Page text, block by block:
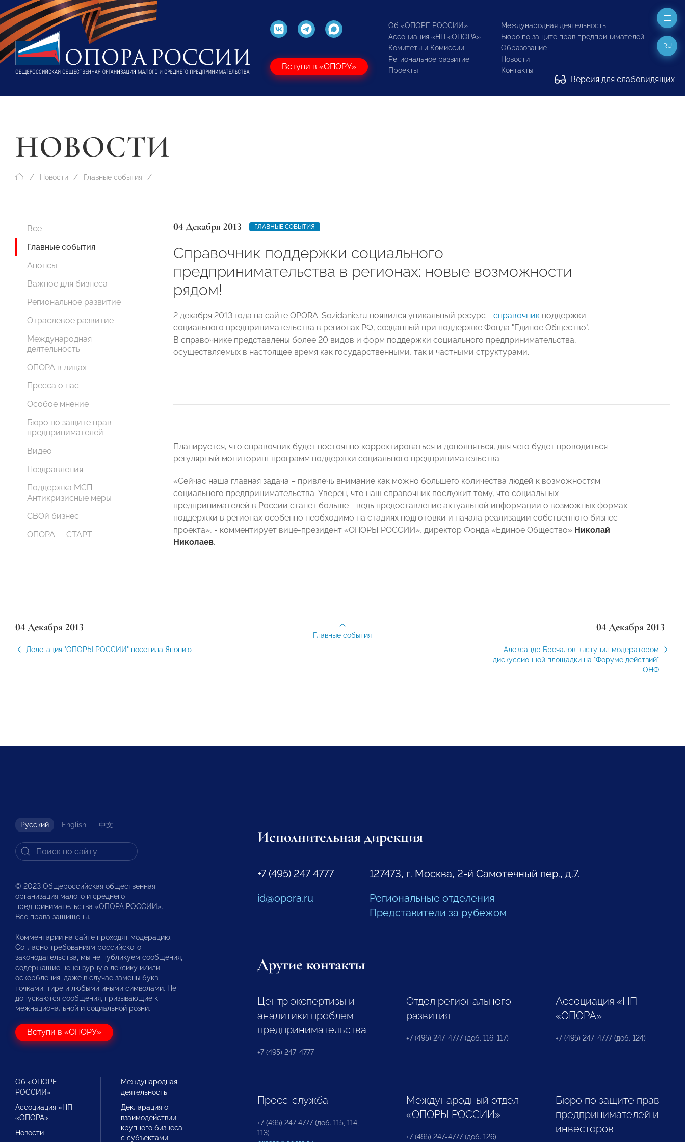
Вступи в «ОПОРУ»
Об «ОПОРЕ РОССИИ»
Ассоциация «НП «ОПОРА»
Комитеты и Комиссии
Региональное развитие
Проекты
Международная деятельность
Бюро по защите прав предпринимателей
Образование
Новости
Контакты
Версия для слабовидящих
RU
НОВОСТИ
Новости Главные события
Все
Главные события
Анонсы
Важное для бизнеса
Региональное развитие
Отраслевое развитие
Международная
деятельность
ОПОРА в лицах
Пресса о нас
Особое мнение
Бюро по защите прав
предпринимателей
Видео
Поздравления
Поддержка МСП.
Антикризисные меры
СВОй бизнес
ОПОРА — СТАРТ
04 Декабря 2013 ГЛАВНЫЕ СОБЫТИЯ
Справочник поддержки социального
предпринимательства в регионах: новые возможности
рядом!
2 декабря 2013 года на сайте OPORA-Sozidanie.ru появился уникальный ресурс - справочник поддержки
социального предпринимательства в регионах РФ, созданный при поддержке Фонда "Единое Общество".
В справочнике представлены более 20 видов и форм поддержки социального предпринимательства,
осуществляемых в настоящее время как государственными, так и частными структурами.
Планируется, что справочник будет постоянно корректироваться и дополняться, для чего будет проводиться
регулярный мониторинг программ поддержки социального предпринимательства.
«Сейчас наша главная задача – привлечь внимание как можно большего количества людей к возможностям
социального предпринимательства. Уверен, что наш справочник послужит тому, что социальных
предпринимателей в России станет больше - ведь предоставление актуальной информации о возможных формах
поддержки в регионах особенно необходимо на стадиях подготовки и начала реализации собственного бизнес-
проекта», - комментирует вице-президент «ОПОРЫ РОССИИ», директор Фонда «Единое Общество» Николай
Николаев.
04 Декабря 2013
Делегация "ОПОРЫ РОССИИ" посетила Японию
04 Декабря 2013
Александр Бречалов выступил модератором
дискуссионной площадки на "Форуме действий"
ОНФ
Главные события
Русский English 中文
© 2023 Общероссийская общественная
организация малого и среднего
предпринимательства «ОПОРА РОССИИ».
Все права защищены.
Комментарии на сайте проходят модерацию.
Согласно требованиям российского
законодательства, мы не публикуем сообщения,
содержащие нецензурную лексику и/или
оскорбления, даже в случае замены букв
точками, тире и любыми иными символами. Не
допускаются сообщения, призывающие к
межнациональной и социальной розни.
Вступи в «ОПОРУ»
Об «ОПОРЕ
РОССИИ»
Ассоциация «НП
«ОПОРА»
Новости
Международная
деятельность
Декларация о
взаимодействии
крупного бизнеса
с субъектами
Исполнительная дирекция
+7 (495) 247 4777
id@opora.ru
127473, г. Москва, 2-й Самотечный пер., д.7.
Региональные отделения
Представители за рубежом
Другие контакты
Центр экспертизы и
аналитики проблем
предпринимательства
+7 (495) 247-4777
Отдел регионального
развития
+7 (495) 247-4777 (доб. 116, 117)
Ассоциация «НП
«ОПОРА»
+7 (495) 247-4777 (доб. 124)
Пресс-служба
+7 (495) 247 4777 (доб. 115, 114,
113)
Международный отдел
«ОПОРЫ РОССИИ»
+7 (495) 247-4777 (доб. 126)
Бюро по защите прав
предпринимателей и
инвесторов